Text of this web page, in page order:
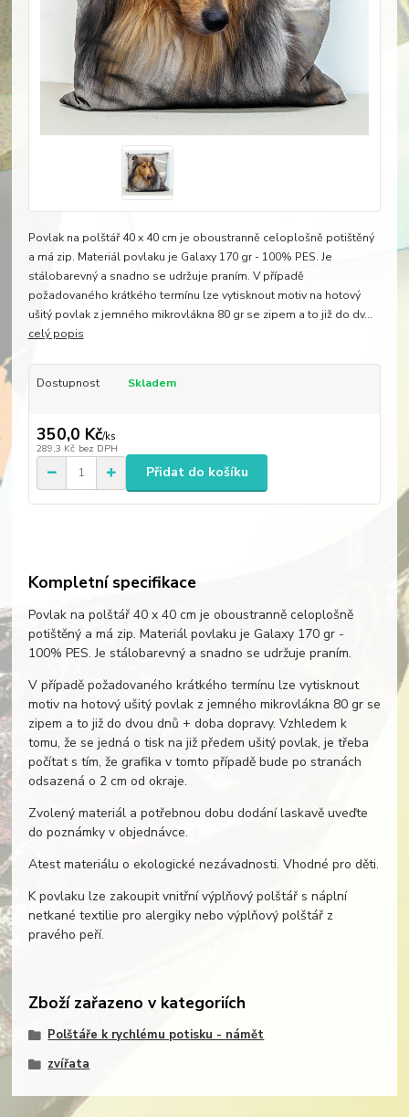
Povlak na polštář 40 x 40 cm je oboustranně celoplošně potištěný
a má zip. Materiál povlaku je Galaxy 170 gr - 100% PES. Je
stálobarevný a snadno se udržuje praním. V případě
požadovaného krátkého termínu lze vytisknout motiv na hotový
ušitý povlak z jemného mikrovlákna 80 gr se zipem a to již do dv...
celý popis
Dostupnost Skladem
350,0 Kč/ks
289,3 Kč bez DPH
Přidat do košíku
Kompletní specifikace
Povlak na polštář 40 x 40 cm je oboustranně celoplošně
potištěný a má zip. Materiál povlaku je Galaxy 170 gr -
100% PES. Je stálobarevný a snadno se udržuje praním.
V případě požadovaného krátkého termínu lze vytisknout
motiv na hotový ušitý povlak z jemného mikrovlákna 80 gr se
zipem a to již do dvou dnů + doba dopravy. Vzhledem k
tomu, že se jedná o tisk na již předem ušitý povlak, je třeba
počítat s tím, že grafika v tomto případě bude po stranách
odsazená o 2 cm od okraje.
Zvolený materiál a potřebnou dobu dodání laskavě uveďte
do poznámky v objednávce.
Atest materiálu o ekologické nezávadnosti. Vhodné pro děti.
K povlaku lze zakoupit vnitřní výplňový polštář s náplní
netkané textilie pro alergiky nebo výplňový polštář z
pravého peří.
Zboží zařazeno v kategoriích
Polštáře k rychlému potisku - námět
zvířata